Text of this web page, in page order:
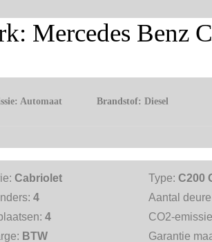
Mercedes Benz
Automaat Brandstof:Diesel
Cabriolet Type: C200
4
Aantal
4
CO2-
BTW
Garantie